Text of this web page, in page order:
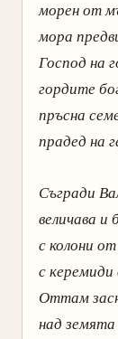
морен от
мора
Господ на
гордите
пръсна
прадед на
Съгради
величава и
с колони
с
Оттам
над земята